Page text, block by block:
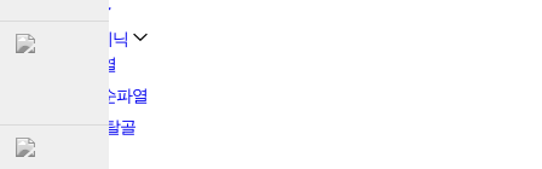
어깨관절 클리닉
회전근개파열
어깨관절와순파열
습관성 어깨탈골
석회화건염